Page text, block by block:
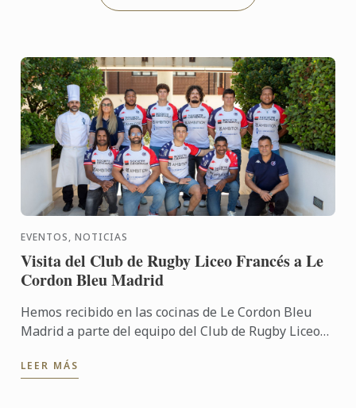
EVENTOS, NOTICIAS
Visita del Club de Rugby Liceo Francés a Le
Cordon Bleu Madrid
Hemos recibido en las cocinas de Le Cordon Bleu
Madrid a parte del equipo del Club de Rugby Liceo
especial junto a ...
LEER MÁS